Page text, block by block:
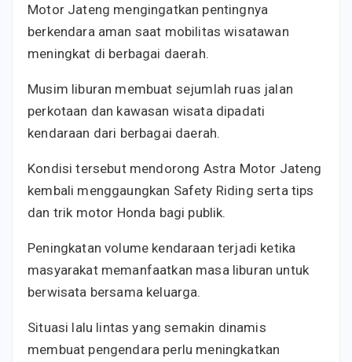
Motor Jateng mengingatkan pentingnya
berkendara aman saat mobilitas wisatawan
meningkat di berbagai daerah.
Musim liburan membuat sejumlah ruas jalan
perkotaan dan kawasan wisata dipadati
kendaraan dari berbagai daerah.
Kondisi tersebut mendorong Astra Motor Jateng
kembali menggaungkan Safety Riding serta tips
dan trik motor Honda bagi publik.
Peningkatan volume kendaraan terjadi ketika
masyarakat memanfaatkan masa liburan untuk
berwisata bersama keluarga.
Situasi lalu lintas yang semakin dinamis
membuat pengendara perlu meningkatkan